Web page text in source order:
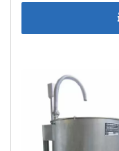
DH806-2後,...